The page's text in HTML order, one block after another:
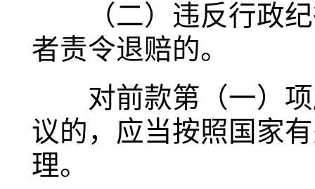
（二）违反行政纪
者责令退赔的。
对前款第（一）项
议的，应当按照国家
理。